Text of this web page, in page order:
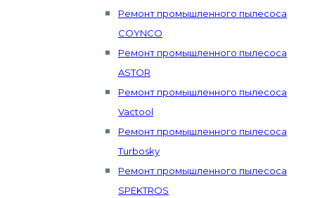
Ремонт промышленного пылесоса
COYNCO
Ремонт промышленного пылесоса
ASTOR
Ремонт промышленного пылесоса
Vactool
Ремонт промышленного пылесоса
Turbosky
Ремонт промышленного пылесоса
SPEKTROS